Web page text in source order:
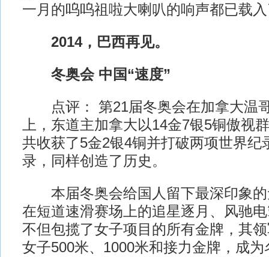
一月的呜呜祖啦大喇叭的响声都已载
2014，巴西再见。
冬奥会 中国“速度”
点评： 第21届冬奥会在加拿大温
上，东道主加拿大以14金7银5铜傲视
共收获了5金2银4铜并打破两项世界纪
录，同样创造了历史。
本届冬奥会给国人留下最深印象的
在短道速滑赛场上的追星逐月、风驰
不但包揽了女子项目的所有金牌，其
女子500米、1000米和接力金牌，成为